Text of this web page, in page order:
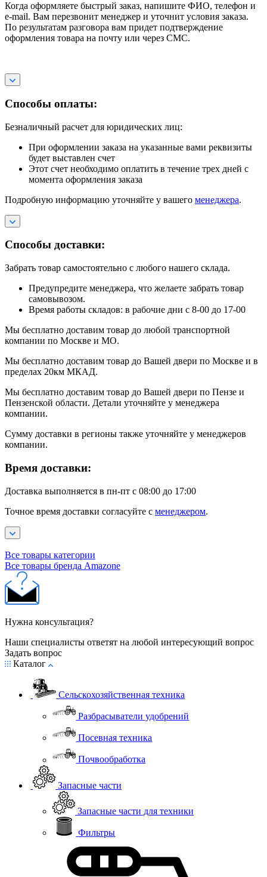
Когда оформляете быстрый заказ, напишите ФИО, телефон и
e-mail. Вам перезвонит менеджер и уточнит условия заказа.
По результатам разговора вам придет подтверждение
оформления товара на почту или через СМС.
Способы оплаты:
Безналичный расчет для юридических лиц:
При оформлении заказа на указанные вами реквизиты
будет выставлен счет
Этот счет необходимо оплатить в течение трех дней с
момента оформления заказа
Подробную информацию уточняйте у вашего менеджера.
Способы доставки:
Забрать товар самостоятельно с любого нашего склада.
Предупредите менеджера, что желаете забрать товар
самовывозом.
Время работы складов: в рабочие дни с 8-00 до 17-00
Мы бесплатно доставим товар до любой транспортной
компании по Москве и МО.
Мы бесплатно доставим товар до Вашей двери по Москве и в
пределах 20км МКАД.
Мы бесплатно доставим товар до Вашей двери по Пензе и
Пензенской области. Детали уточняйте у менеджера
компании.
Сумму доставки в регионы также уточняйте у менеджеров
компании.
Время доставки:
Доставка выполняется в пн-пт с 08:00 до 17:00
Точное время доставки согласуйте с менеджером.
Все товары категории
Все товары бренда Amazone
Нужна консультация?
Наши специалисты ответят на любой интересующий вопрос
Задать вопрос
Каталог
Сельскохозяйственная техника
Разбрасыватели удобрений
Посевная техника
Почвообработка
Запасные части
Запасные части для техники
Фильтры